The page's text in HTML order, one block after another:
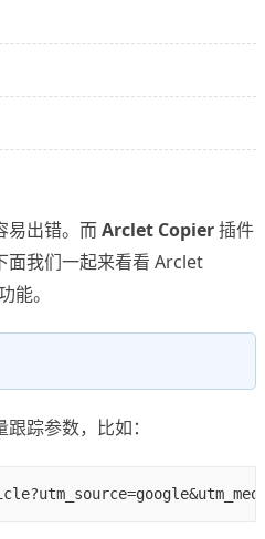
易出错。而Arclet Copier插件
面我们一起来看看 Arclet
能。
踪参数，比如：